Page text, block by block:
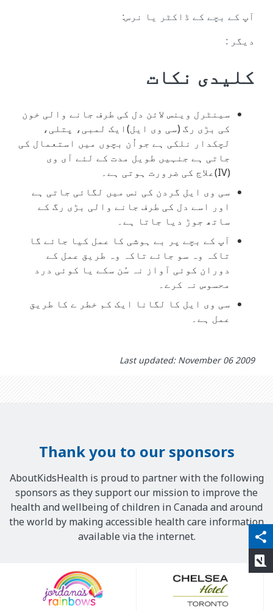
share
qr_code_scanner
content_copy
آپ کے بچے کے ڈاکٹر یا نرس:
دیگر :
کلیدی نکات
سینٹرل وینس لائن دل کی طرف جانے والی خون
کی بڑی رگ (سی وی ایل)ایک لمبی، پتلی،
لچکدار نلکی ہے جواُن بچوں میں استعمال کی
جاتی ہے جنہیں طویل مدت کے لئے آی وی
(IV)علاج کی ضرورت ہوتی ہے۔
سی وی ایل گردن کی نس میں لگائی جاتی ہے
اور اسے دل کی طرف جانے والی بڑی رگ کے
ساتھ جوڑ دیا جاتا ہے۔
آپ کے بچے پر بے ہوشی کا عمل کیا جائے گا
تاکہ وہ سو جائے تاکہ وہ طریق عمل کے
دوران کوئی آواز نہ سُن سکے یا کوئی درد
محسوس نہ کرے۔
سی وی ایل کا لگانا ایک کم خطر ے کا طریق
عمل ہے۔
Last updated: November 06 2009
Thank you to our sponsors
AboutKidsHealth is proud to partner with the following
sponsors as they support our mission to improve the
health and wellbeing of children in Canada and around
the world by making accessible health care information
available via the internet.
Sponsors
rate_review